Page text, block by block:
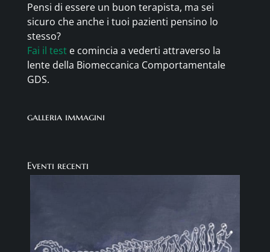
Pensi di essere un buon terapista, ma sei
sicuro che anche i tuoi pazienti pensino lo
stesso?
Fai il test e comincia a vederti attraverso la
lente della Biomeccanica Comportamentale
GDS.
galleria immagini
Eventi recenti